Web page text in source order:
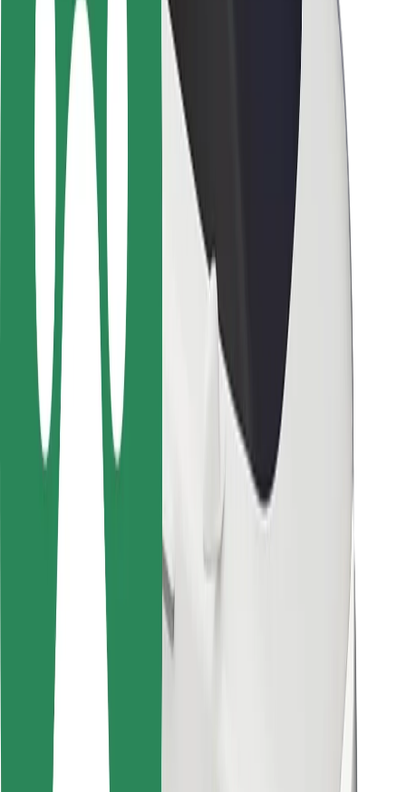
Sécurité des passagers
Sécurité des chauffeurs
Sécurité à trottinette
Safety Lab
Villes
Emplacements
Solutions pour les villes
Aéroports
Stations de charge Bolt
Pour les passagers
Pour les chauffeurs
Pour les livreurs
Bolt Food
Pour les restaurants
Bolt for Business
Autres
Fournisseurs
Conditions générales
Cookies
Sécurité
Obtenez un trajet en quelques minutes !
Télécharger l'appli Bolt